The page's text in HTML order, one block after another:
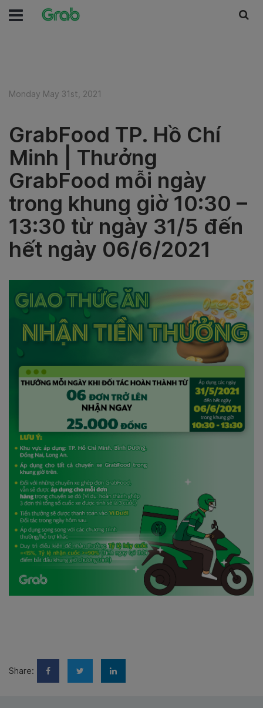
Monday May 31st, 2021
GrabFood TP. Hồ Chí
Minh | Thưởng
GrabFood mỗi ngày
trong khung giờ 10:30 –
13:30 từ ngày 31/5 đến
hết ngày 06/6/2021
Share: